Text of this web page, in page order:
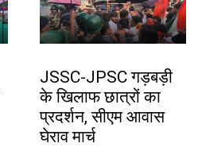
JSSC-JPSC गड़बड़ी
के खिलाफ छात्रों का
प्रदर्शन, सीएम आवास
घेराव मार्च